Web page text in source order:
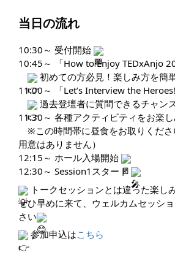
当日の流れ
10:30～ 受付開始
10:45～ 「How to Enjoy TEDxAnjo
初めての方必見！楽しみ方を簡
11:00～ 「Let’s Interview the Heroes!
過去登壇者に質問できるチャン
11:30～ 各種アクティビティをお楽
※この時間帯に昼食をお取りくださ
用意はありません）
12:15～ ホール入場開始
12:30～ Session1スタート
トークセッションとは違った楽し
ぜひ早めに来て、ウェルカムセッシ
さい
参加申込はこちら